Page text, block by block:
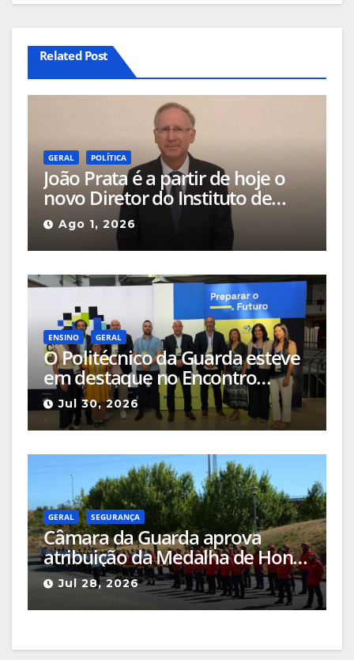
Related Post
GERAL POLÍTICA
João Prata é a partir de hoje o
novo Diretor do Instituto de
Emprego e Formação
Profissional da Guarda
Ago 1, 2026
ENSINO GERAL
O Politécnico da Guarda esteve
em destaque no Encontro
Ciência e Inovação 2026 com
seleção de três sessões
científicas
Jul 30, 2026
GERAL SEGURANÇA
Câmara da Guarda aprova
atribuição da Medalha de Honra
de Grau Ouro à Associação
Humanitária de Bombeiros
Voluntários da Guarda
Jul 28, 2026